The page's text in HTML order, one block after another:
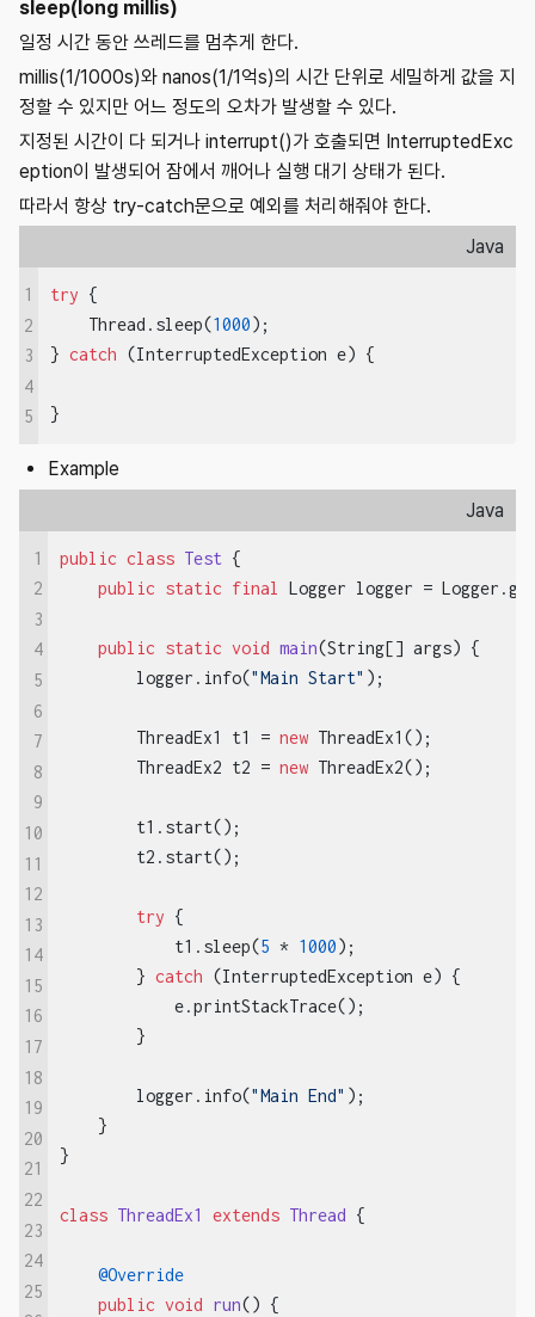
sleep(long millis)
일정 시간 동안 쓰레드를 멈추게 한다.
millis(1/1000s)와 nanos(1/1억s)의 시간 단위로 세밀하게 값을 지
정할 수 있지만 어느 정도의 오차가 발생할 수 있다.
지정된 시간이 다 되거나 interrupt()가 호출되면 InterruptedExc
eption이 발생되어 잠에서 깨어나 실행 대기 상태가 된다.
따라서 항상 try-catch문으로 예외를 처리해줘야 한다.
Java
1
2
3
4
5
try {
    Thread.sleep(
1000);
} catch (InterruptedException e) {
}
Example
Java
1
2
3
4
5
6
7
8
9
10
11
12
13
14
15
16
17
18
19
20
21
22
23
24
25
public class Test {
public static final Logger logger =
public static void main(String[] args) {
        logger.info(
"Main Start" );
        ThreadEx1 t1 =
new ThreadEx1();
        ThreadEx2 t2 =
new ThreadEx2();
        t1.start();
        t2.start();
try {
            t1.sleep(
5 * 1000);
        }
catch (InterruptedException e) {
            e.printStackTrace();
        }
        logger.info(
"Main End" );
    }
}
class ThreadEx1 extends Thread {
@Override
public void run() {